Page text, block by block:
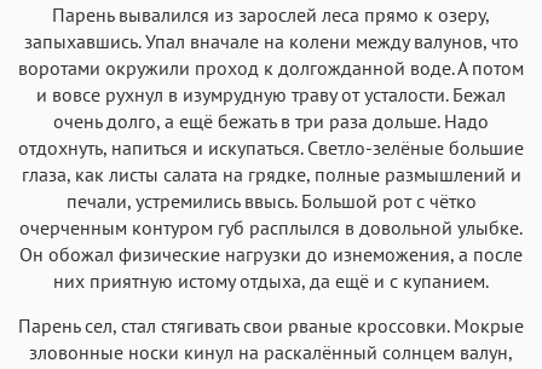
Парень вывалился из зарослей леса прямо к озеру,
запыхавшись. Упал вначале на колени между валунов, что
воротами окружили проход к долгожданной воде. А потом
и вовсе рухнул в изумрудную траву от усталости. Бежал
очень долго, а ещё бежать в три раза дольше. Надо
отдохнуть, напиться и искупаться. Светло-зелёные большие
глаза, как листы салата на грядке, полные размышлений и
печали, устремились ввысь. Большой рот с чётко
очерченным контуром губ расплылся в довольной улыбке.
Он обожал физические нагрузки до изнеможения, а после
них приятную истому отдыха, да ещё и с купанием.
Парень сел, стал стягивать свои рваные кроссовки. Мокрые
зловонные носки кинул на раскалённый солнцем валун,